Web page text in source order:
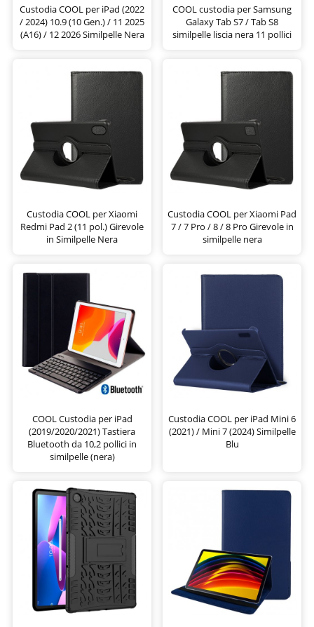
Custodia COOL per iPad (2022
/ 2024) 10.9 (10 Gen.) / 11 2025
(A16) / 12 2026 Similpelle Nera
COOL custodia per Samsung
Galaxy Tab S7 / Tab S8
similpelle liscia nera 11 pollici
Custodia COOL per Xiaomi
Redmi Pad 2 (11 pol.) Girevole
in Similpelle Nera
Custodia COOL per Xiaomi Pad
7 / 7 Pro / 8 / 8 Pro Girevole in
similpelle nera
COOL Custodia per iPad
(2019/2020/2021) Tastiera
Bluetooth da 10,2 pollici in
similpelle (nera)
Custodia COOL per iPad Mini 6
(2021) / Mini 7 (2024) Similpelle
Blu